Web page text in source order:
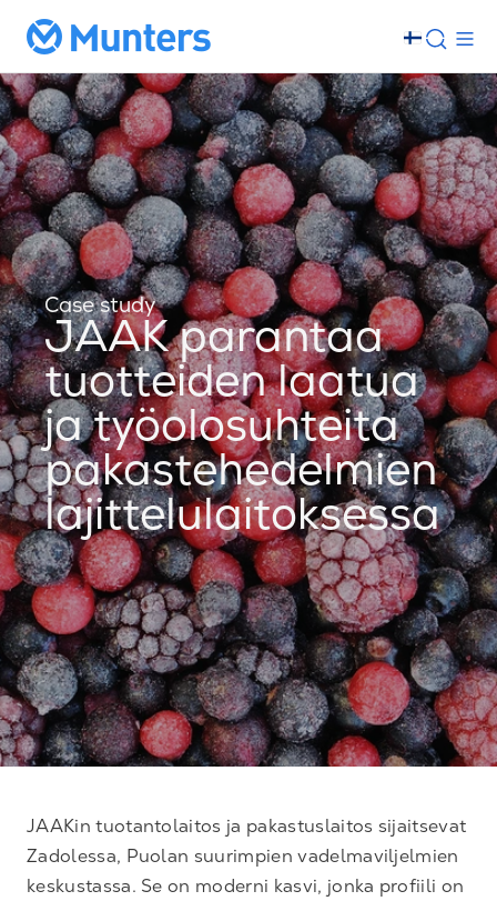
Case study
JAAK parantaa
tuotteiden laatua
ja työolosuhteita
pakastehedelmien
lajittelulaitoksessa
JAAKin tuotantolaitos ja pakastuslaitos sijaitsevat
Zadolessa, Puolan suurimpien vadelmaviljelmien
keskustassa. Se on moderni kasvi, jonka profiili on